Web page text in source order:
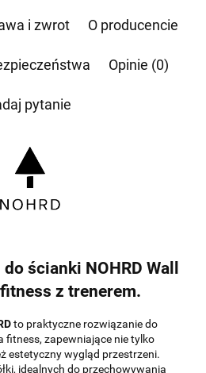
dostępu do swoich danych, ich sprostowania,
ograniczenia przetwarzania, a także prawo
i zwrot O producencie
Opinie (0)
pytanie
ścianki NOHRD Wall
z trenerem.
to praktyczne rozwiązanie do
fitness, zapewniające nie tylko
estetyczny wygląd przestrzeni.
idealnych do przechowywania